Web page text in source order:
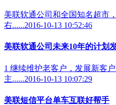
美联软通公司和全国知名超市
右......2016-10-13 10:52:46
美联软通公司未来10年的计划
1 继续维护老客户，发展新客
主......2016-10-13 10:07:29
美联短信平台单车互联好帮手